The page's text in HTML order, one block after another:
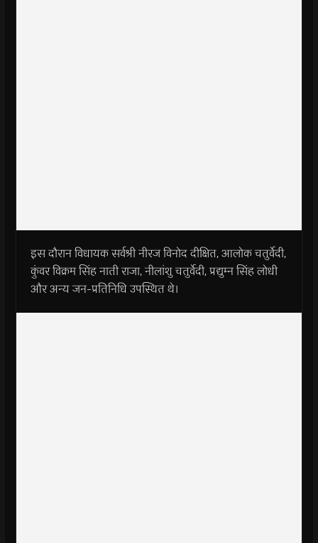
इस दौरान विधायक सर्वश्री नीरज विनोद दीक्षित, आलोक चतुर्वेदी,
कुंवर विक्रम सिंह नाती राजा, नीलांशु चतुर्वेदी, प्रद्युम्न सिंह लोधी
और अन्य जन-प्रतिनिधि उपस्थित थे।